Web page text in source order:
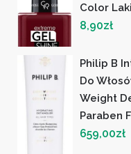
Color
8,90zł
Philip B
Do
Weight
Paraben
659,00zł